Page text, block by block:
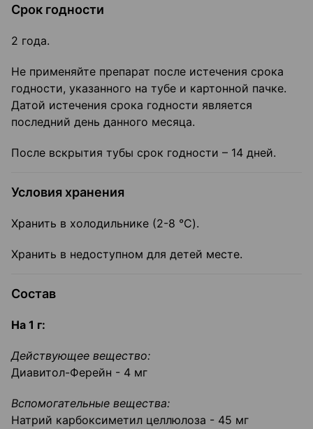
Срок годности
2 года.
Не применяйте препарат после истечения срока
годности, указанного на тубе и картонной пачке.
Датой истечения срока годности является
последний день данного месяца.
После вскрытия тубы срок годности – 14 дней.
Условия хранения
Хранить в холодильнике (2-8 °C).
Хранить в недоступном для детей месте.
Состав
На 1 г:
Действующее вещество:
Диавитол-Ферейн - 4 мг
Вспомогательные вещества:
Натрий карбоксиметил целлюлоза - 45 мг